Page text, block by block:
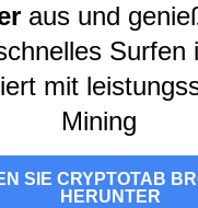
aus und
Surfen
mit
Mining
SIE CRYPTOTAB
HERUNTER